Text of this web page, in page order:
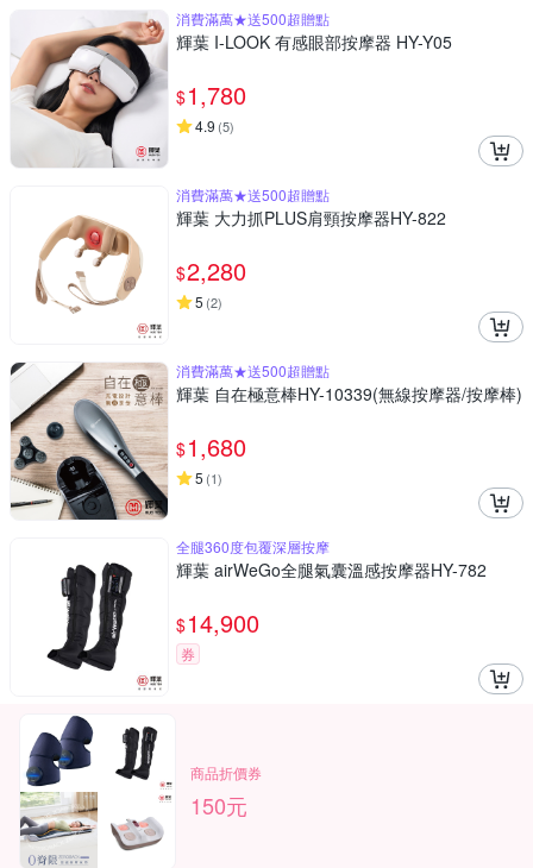
消費滿萬★送500超贈點
輝葉 I-LOOK 有感眼部按摩器 HY-Y05
$1,780
4.9 (5)
消費滿萬★送500超贈點
輝葉 大力抓PLUS肩頸按摩器HY-822
$2,280
5 (2)
消費滿萬★送500超贈點
輝葉 自在極意棒HY-10339(無線按摩器/按摩棒)
$1,680
5 (1)
全腿360度包覆深層按摩
輝葉 airWeGo全腿氣囊溫感按摩器HY-782
$14,900
券
商品折價券
150元